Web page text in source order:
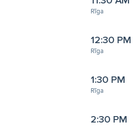
Rīga
12:30 PM
Rīga
1:30 PM
Rīga
2:30 PM